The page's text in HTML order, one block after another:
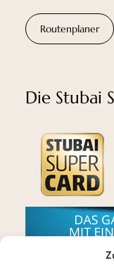
Routenplaner
Die Stubai